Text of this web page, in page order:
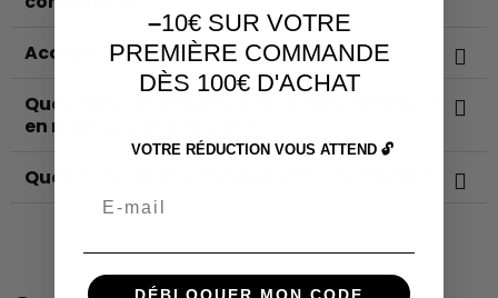
Acceptez-vous les retours ?
Quels sont les modes de paiement acceptés
en magasin et en ligne ?
Quels sont les moyens de remboursement ?
–10€ SUR VOTRE
PREMIÈRE COMMANDE
DÈS 100€ D'ACHAT
VOTRE RÉDUCTION VOUS ATTEND 🔓